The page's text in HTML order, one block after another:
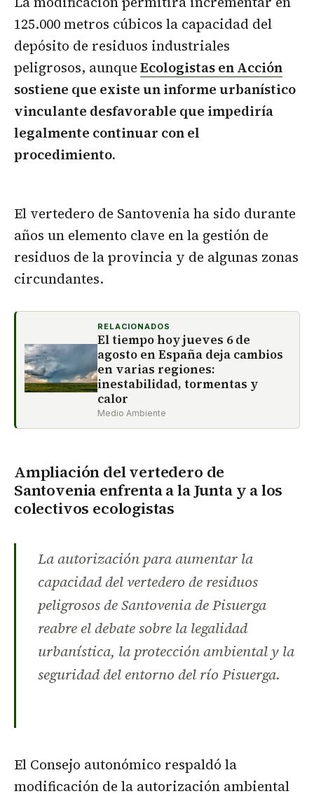
125.000 metros cúbicos la capacidad del
depósito de residuos industriales
peligrosos, aunqueEcologistas en Acción
sostiene que existe un informe urbanístico
vinculante desfavorable que impediría
legalmente continuar con el
procedimiento.
El vertedero de Santovenia ha sido durante
años un elemento clave en la gestión de
residuos de la provincia y de algunas zonas
circundantes.
RELACIONADOS
El tiempo hoy jueves 6 de
agosto en España deja cambios
en varias regiones:
inestabilidad, tormentas y
calor
Medio Ambiente
Ampliación del vertedero de
Santovenia enfrenta a la Junta y a los
colectivos ecologistas
La autorización para aumentar la
capacidad del vertedero de residuos
peligrosos de Santovenia de Pisuerga
reabre el debate sobre la legalidad
urbanística, la protección ambiental y la
seguridad del entorno del río Pisuerga.
El Consejo autonómico respaldó la
modificación de la autorización ambiental